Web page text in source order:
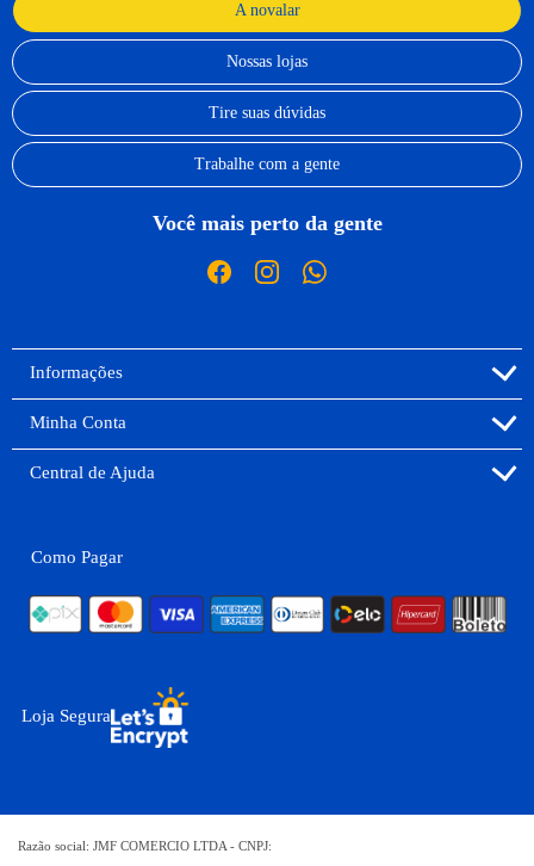
A novalar
Nossas lojas
Tire suas dúvidas
Trabalhe com a gente
Você mais perto da gente
Informações
Minha Conta
Central de Ajuda
Como Pagar
Loja Segura
Razão social: JMF COMERCIO LTDA - CNPJ: